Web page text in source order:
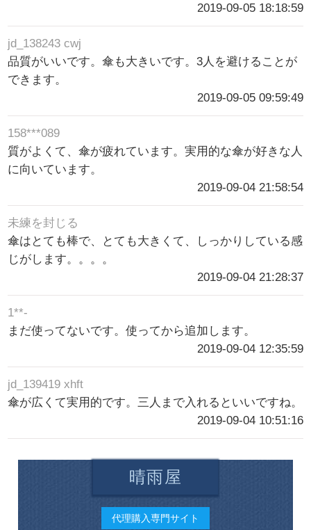
2019-09-05 18:18:59
jd_138243 cwj
品質がいいです。傘も大きいです。3人を避けることが
できます。
2019-09-05 09:59:49
158***089
質がよくて、傘が疲れています。実用的な傘が好きな人
に向いています。
2019-09-04 21:58:54
未練を封じる
傘はとても棒で、とても大きくて、しっかりしている感
じがします。。。。
2019-09-04 21:28:37
1**-
まだ使ってないです。使ってから追加します。
2019-09-04 12:35:59
jd_139419 xhft
傘が広くて実用的です。三人まで入れるといいですね。
2019-09-04 10:51:16
晴雨屋
代理購入専門サイト